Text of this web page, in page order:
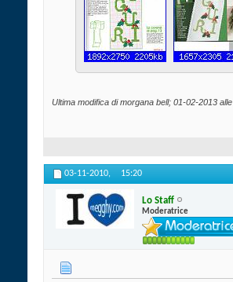
Ultima modifica di morgana bell; 01-02-2013 alle
03-11-2010, 15:20
Lo Staff
Moderatrice